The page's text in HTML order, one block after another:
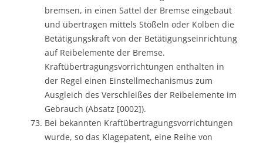
bremsen, in einen Sattel der Bremse eingebaut
und übertragen mittels Stößeln oder Kolben die
Betätigungskraft von der Betätigungseinrichtung
auf Reibelemente der Bremse.
Kraftübertragungsvorrichtungen enthalten in
der Regel einen Einstellmechanismus zum
Ausgleich des Verschleißes der Reibelemente im
Gebrauch (Absatz [0002]).
Bei bekannten Kraftübertragungsvorrichtungen
wurde, so das Klagepatent, eine Reihe von